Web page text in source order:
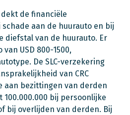
dekt de financiële
aan de huurauto en bij
diefstal van de huurauto. Er
USD 800-1500,
De SLC-verzekering
van CRC
aan bezittingen van derden
100.000.000 bij persoonlijke
bij overlijden van derden. Bij